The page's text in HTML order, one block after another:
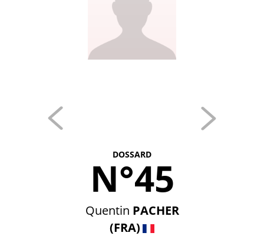
DOSSARD
N°45
Quentin PACHER
(FRA)